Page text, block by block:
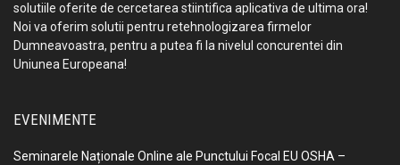
solutiile oferite de cercetarea stiintifica aplicativa de ultima ora!
Noi va oferim solutii pentru retehnologizarea firmelor
Dumneavoastra, pentru a putea fi la nivelul concurentei din
Uniunea Europeana!
EVENIMENTE
Seminarele Naționale Online ale Punctului Focal EU OSHA –